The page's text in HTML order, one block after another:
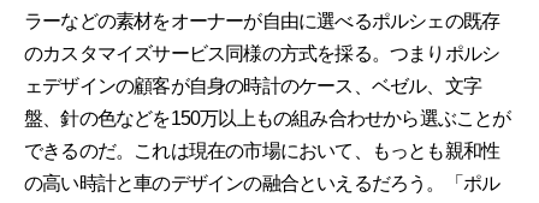
ラーなどの素材をオーナーが自由に選べるポルシェの既存
のカスタマイズサービス同様の方式を採る。つまりポルシ
ェデザインの顧客が自身の時計のケース、ベゼル、文字
盤、針の色などを150万以上もの組み合わせから選ぶことが
できるのだ。これは現在の市場において、もっとも親和性
の高い時計と車のデザインの融合といえるだろう。「ポル